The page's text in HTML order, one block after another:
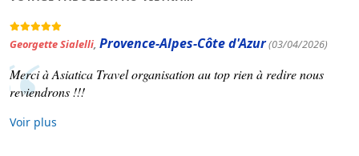
Patrick Varinard,Occitanie(19/03/2026)
Asiatica travel nous a concocté un voyage selon nos souhaits.